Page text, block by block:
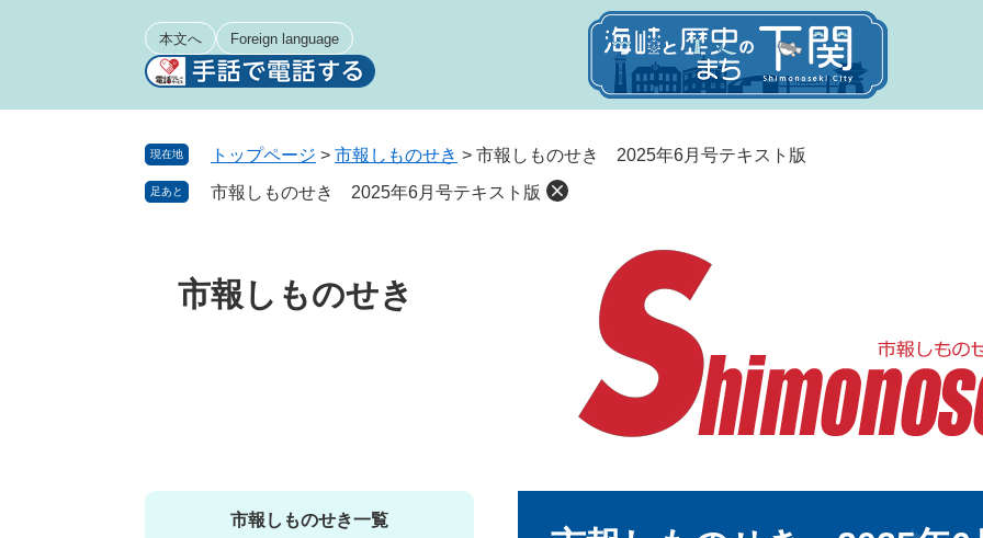
本文へ Foreign language
現在地 トップページ > 市報しものせき > 市報しものせき 2025年6月号テキスト版
足あと 市報しものせき 2025年6月号テキスト版
市報しものせき
市報しものせき一覧